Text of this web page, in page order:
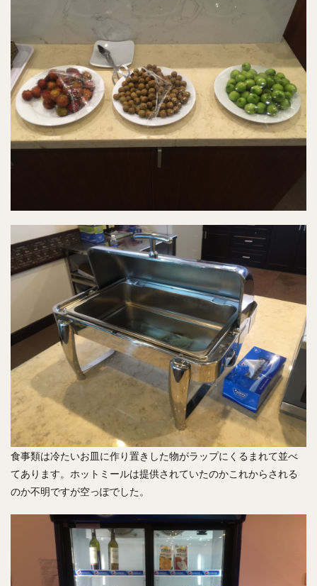
食事類は冷たいお皿に作り置きした物がラップにくるまれて並べ
てあります。ホットミールは提供されていたのかこれからされる
のか不明ですが空っぽでした。